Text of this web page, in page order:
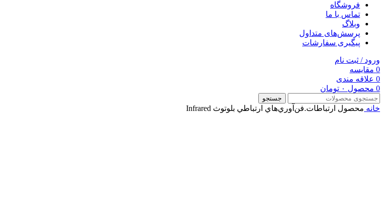
فروشگاه
تماس با ما
وبلاگ
پرسش‌های متداول
پیگیری سفارشات
ورود / ثبت نام
0 مقایسه
0 علاقه مندی
0 محصول ۰ تومان
جستجو
خانه محصول ارتباطات.فن‌آوري‌هاي ارتباطي بلوتوث Infrared